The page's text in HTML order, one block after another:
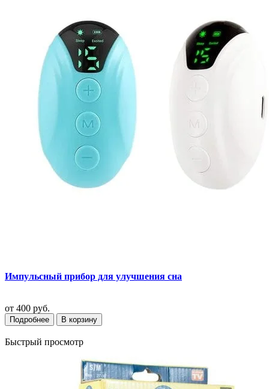
Импульсный прибор для улучшения сна
от 400 руб.
Подробнее В корзину
Быстрый просмотр